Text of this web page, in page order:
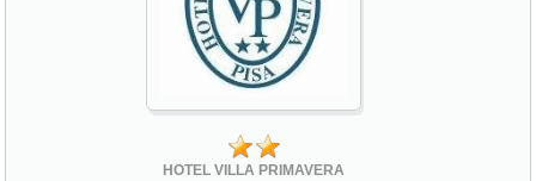
HOTEL VILLA PRIMAVERA